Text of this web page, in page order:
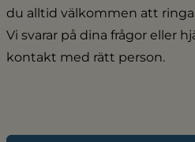
du alltid välkommen att
Vi svarar på dina frågor eller
kontakt med rätt person.